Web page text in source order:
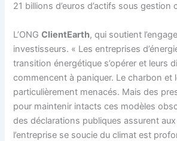
21 billions d’euros d’actifs sous gestion
L’ONGClientEarth, qui soutient
investisseurs. « Les entreprises
transition énergétique s’opérer et leurs
commencent à paniquer. Le charbon et
particulièrement menacés. Mais des
pour maintenir intacts ces modèles
des déclarations publiques assurent
l’entreprise se soucie du climat est